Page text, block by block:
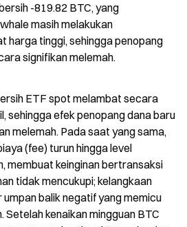
-819.82 BTC, yang
masih melakukan
harga tinggi, sehingga penopang
signifikan melemah.
ETF spot melambat secara
sehingga efek penopang dana baru
melemah. Pada saat yang sama,
(fee) turun hingga level
membuat keinginan bertransaksi
tidak mencukupi; kelangkaan
balik negatif yang memicu
kenaikan mingguan BTC